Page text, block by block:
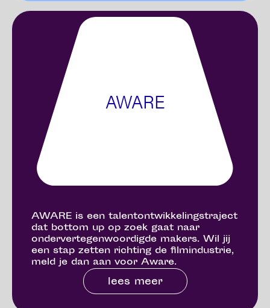
AWARE
AWARE is een talentontwikkelingstraject
dat bottom up op zoek gaat naar
ondervertegenwoordigde makers. Wil jij
een stap zetten richting de filmindustrie,
meld je dan aan voor Aware.
lees meer